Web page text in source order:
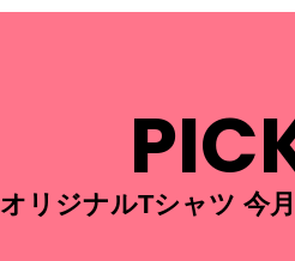
オリジナルTシャツ 今